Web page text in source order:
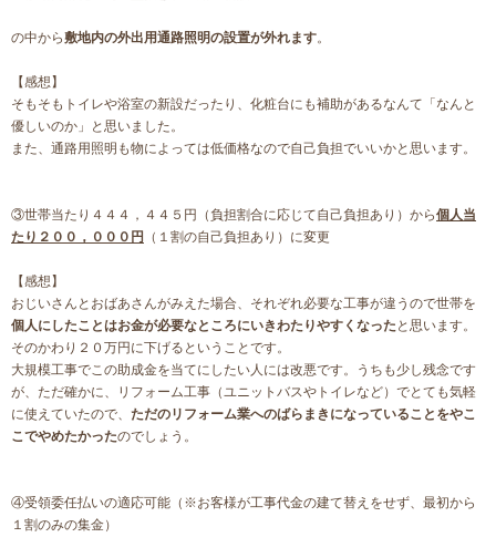
の中から敷地内の外出用通路照明の設置が外れます。
【感想】
そもそもトイレや浴室の新設だったり、化粧台にも補助があるなんて「なんと
優しいのか」と思いました。
また、通路用照明も物によっては低価格なので自己負担でいいかと思います。
③世帯当たり４４４，４４５円（負担割合に応じて自己負担あり）から個人当
たり２００，０００円
（１割の自己負担あり）に変更
【感想】
おじいさんとおばあさんがみえた場合、それぞれ必要な工事が違うので世帯を
個人にしたことはお金が必要なところにいきわたりやすくなった と思います。
そのかわり２０万円に下げるということです。
大規模工事でこの助成金を当てにしたい人には改悪です。うちも少し残念です
が、ただ確かに、リフォーム工事（ユニットバスやトイレなど）でとても気軽
に使えていたので、 ただのリフォーム業へのばらまきになっていることをやこ
こでやめたかったのでしょう。
④受領委任払いの適応可能（※お客様が工事代金の建て替えをせず、最初から
１割のみの集金）